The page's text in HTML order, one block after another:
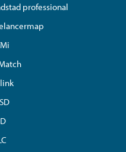
professional